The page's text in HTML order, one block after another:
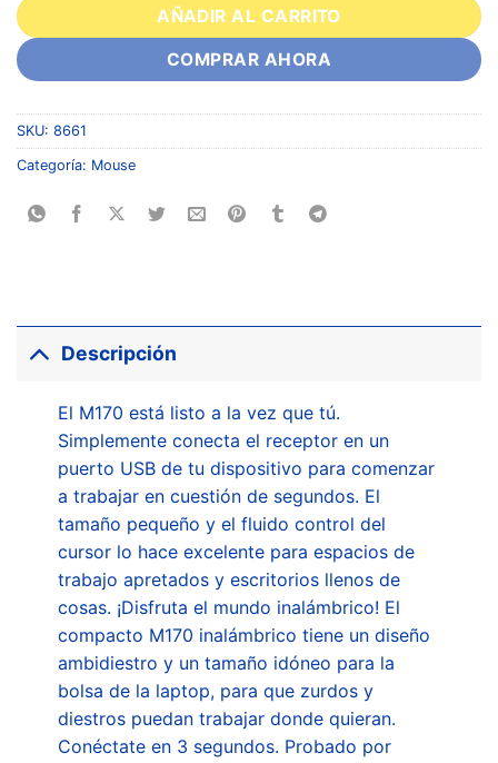
AÑADIR AL CARRITO
COMPRAR AHORA
SKU: 8661
Categoría: Mouse
Descripción
El M170 está listo a la vez que tú.
Simplemente conecta el receptor en un
puerto USB de tu dispositivo para comenzar
a trabajar en cuestión de segundos. El
tamaño pequeño y el fluido control del
cursor lo hace excelente para espacios de
trabajo apretados y escritorios llenos de
cosas. ¡Disfruta el mundo inalámbrico! El
compacto M170 inalámbrico tiene un diseño
ambidiestro y un tamaño idóneo para la
bolsa de la laptop, para que zurdos y
diestros puedan trabajar donde quieran.
Conéctate en 3 segundos. Probado por